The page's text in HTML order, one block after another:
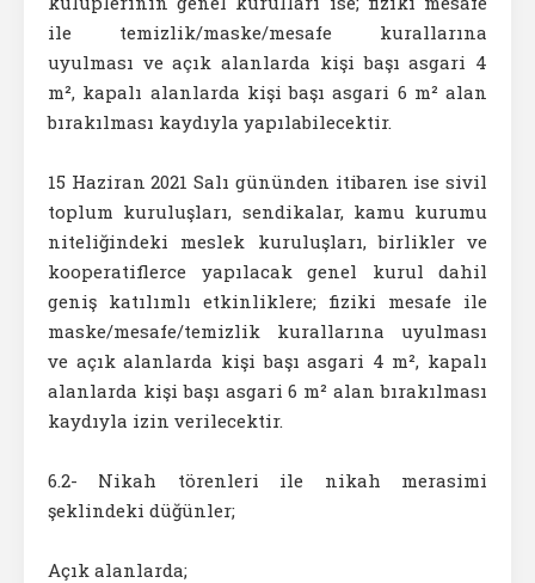
ile temizlik/maske/mesafe kurallarına
uyulması ve açık alanlarda kişi başı asgari 4
m², kapalı alanlarda kişi başı asgari 6 m² alan
bırakılması kaydıyla yapılabilecektir.
15 Haziran 2021 Salı gününden itibaren ise sivil
toplum kuruluşları, sendikalar, kamu kurumu
niteliğindeki meslek kuruluşları, birlikler ve
kooperatiflerce yapılacak genel kurul dahil
geniş katılımlı etkinliklere; fiziki mesafe ile
maske/mesafe/temizlik kurallarına uyulması
ve açık alanlarda kişi başı asgari 4 m², kapalı
alanlarda kişi başı asgari 6 m² alan bırakılması
kaydıyla izin verilecektir.
6.2- Nikah törenleri ile nikah merasimi
şeklindeki düğünler;
Açık alanlarda;